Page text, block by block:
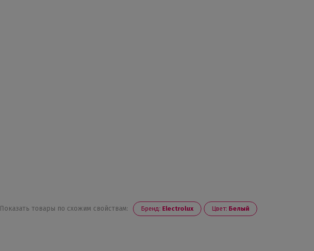
Показать товары по схожим свойствам: Бренд: Electrolux Цвет: Белый